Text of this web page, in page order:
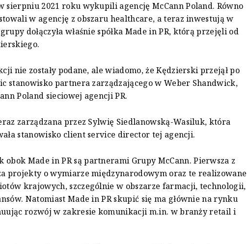
sierpniu 2021 roku wykupili agencję McCann Poland. Równo
w agencję z obszaru healthcare, a teraz inwestują w
dołączyła właśnie spółka Made in PR, którą przejęli od
nie zostały podane, ale wiadomo, że Kędzierski przejął po
stanowisko partnera zarządzającego w Weber Shandwick,
Poland sieciowej agencji PR.
zarządzana przez Sylwię Siedlanowską-Wasiluk, która
stanowisko client service director tej agencji.
obok Made in PR są partnerami Grupy McCann. Pierwsza z
projekty o wymiarze międzynarodowym oraz te realizowane
krajowych, szczególnie w obszarze farmacji, technologii,
Natomiast Made in PR skupić się ma głównie na rynku
rozwój w zakresie komunikacji m.in. w branży retail i